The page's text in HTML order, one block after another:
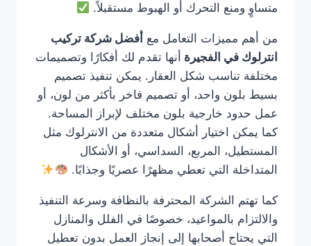
متساوٍ ومنع التحرك أو الهبوط مستقبلاً.
من أهم مميزات التعامل مع أفضل شركة تركيب
انترلوك في الفجيرة أنها تقدم لك أفكارًا وتصميمات
مختلفة تناسب شكل العقار. يمكن تنفيذ تصميم
بسيط بلون واحد، أو تصميم فاخر بأكثر من لون، أو
عمل حدود خارجية بلون مختلف لإبراز المساحة.
كما يمكن اختيار أشكال متعددة من الانترلوك مثل
المستطيل، المربع، السداسي، أو الأشكال
المتداخلة التي تعطي مظهرًا عصريًا وجذابًا.
كما تهتم الشركة المحترفة بالنظافة وسرعة التنفيذ
والالتزام بالمواعيد، خصوصًا في الفلل والمنازل
التي يحتاج أصحابها إلى إنجاز العمل بدون تعطيل